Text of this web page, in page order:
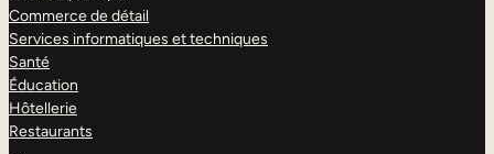
Commerce de détail
Services informatiques et techniques
Santé
Éducation
Hôtellerie
Restaurants